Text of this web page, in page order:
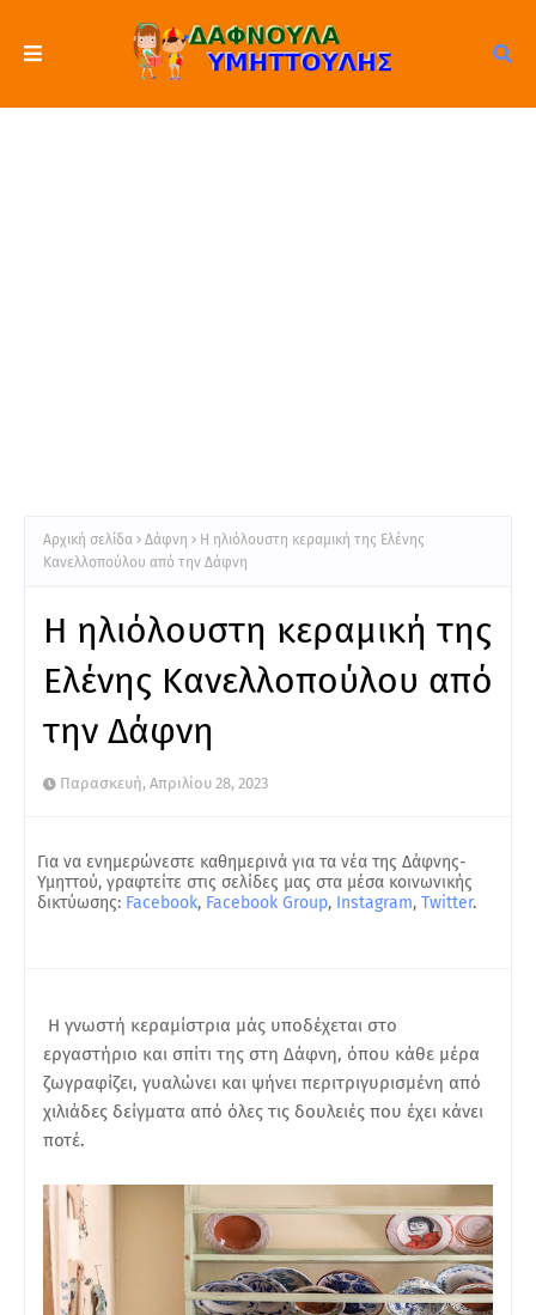
Αρχική σελίδα Δάφνη
Η ηλιόλουστη κεραμική της Ελένης
Κανελλοπούλου από την Δάφνη
Η ηλιόλουστη κεραμική της
Ελένης Κανελλοπούλου από
την Δάφνη
Παρασκευή, Απριλίου 28, 2023
Για να ενημερώνεστε καθημερινά για τα νέα της Δάφνης-
Υμηττού, γραφτείτε στις σελίδες μας στα μέσα κοινωνικής
δικτύωσης: Facebook, Facebook Group, Instagram, Twitter.
Η γνωστή κεραμίστρια μάς υποδέχεται στο
εργαστήριο και σπίτι της στη Δάφνη, όπου κάθε μέρα
ζωγραφίζει, γυαλώνει και ψήνει περιτριγυρισμένη από
χιλιάδες δείγματα από όλες τις δουλειές που έχει κάνει
ποτέ.